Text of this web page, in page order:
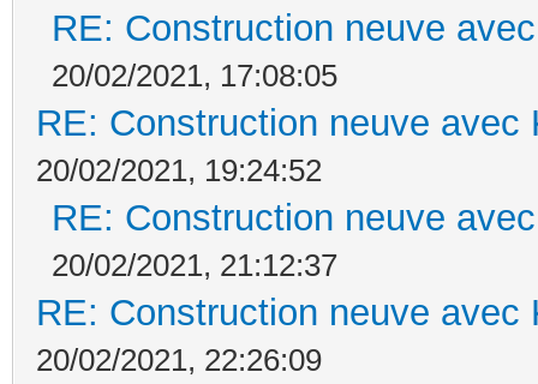
RE: Construction neuve
20/02/2021, 17:08:05
RE: Construction neuve avec
20/02/2021, 19:24:52
RE: Construction neuve
20/02/2021, 21:12:37
RE: Construction neuve avec
20/02/2021, 22:26:09